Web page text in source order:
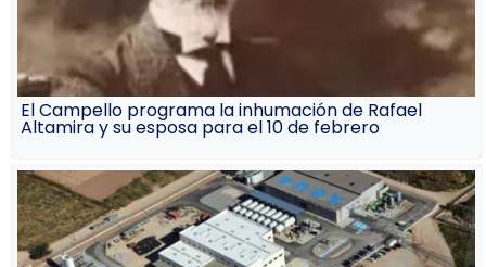
El Campello programa la inhumación de Rafael
Altamira y su esposa para el 10 de febrero